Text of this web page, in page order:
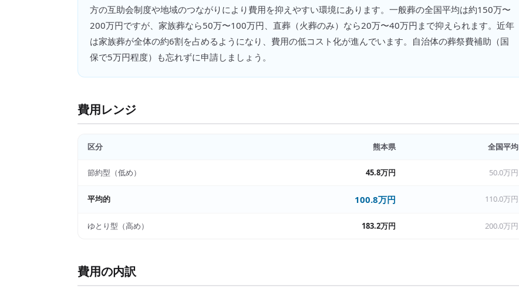
方の互助会制度や地域のつながりにより費用を抑えやすい環境にあります。一般葬の全国平均は約150万〜
200万円ですが、家族葬なら50万〜100万円、直葬（火葬のみ）なら20万〜40万円まで抑えられます。近年
は家族葬が全体の約6割を占めるようになり、費用の低コスト化が進んでいます。自治体の葬祭費補助（国
保で5万円程度）も忘れずに申請しましょう。
費用レンジ
区分 熊本県 全国平均
節約型（低め） 45.8万円 50.0万円
平均的 100.8万円 110.0万円
ゆとり型（高め） 183.2万円 200.0万円
費用の内訳